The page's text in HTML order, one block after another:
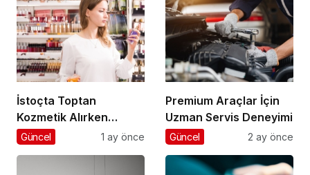
İstoçta Toptan
Kozmetik Alırken
Nelere Dikkat Edilmeli
Güncel 1 ay önce
Premium Araçlar İçin
Uzman Servis Deneyimi
Güncel 2 ay önce